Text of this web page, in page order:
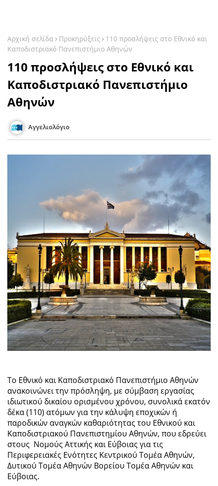
Αρχική σελίδα Προκηρύξεις
110 προσλήψεις στο Εθνικό και
Καποδιστριακό Πανεπιστήμιο Αθηνών
110 προσλήψεις στο Εθνικό και
Καποδιστριακό Πανεπιστήμιο
Αθηνών
Αγγελιολόγιο
Το Εθνικό και Καποδιστριακό Πανεπιστήμιο Αθηνών
ανακοινώνει την πρόσληψη, με σύμβαση εργασίας
ιδιωτικού δικαίου ορισμένου χρόνου, συνολικά εκατόν
δέκα (110) ατόμων για την κάλυψη εποχικών ή
παροδικών αναγκών καθαριότητας του Εθνικού και
Καποδιστριακού Πανεπιστημίου Αθηνών, που εδρεύει
στους Νομούς Αττικής και Εύβοιας για τις
Περιφερειακές Ενότητες Κεντρικού Τομέα Αθηνών,
Δυτικού Τομέα Αθηνών Βορείου Τομέα Αθηνών και
Εύβοιας.